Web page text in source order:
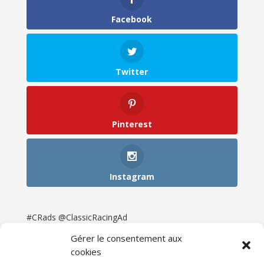
Gérer le consentement aux
cookies
Facebook
Twitter
Pinterest
Instagram
#CRads @ClassicRacingAd